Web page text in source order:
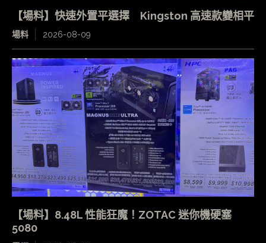
【場料】快速外置平選擇 Kingston 高速款變相平
場料 2026-08-09
【場料】8.48L 性能狂魔！ZOTAC 迷你機硬塞
5080